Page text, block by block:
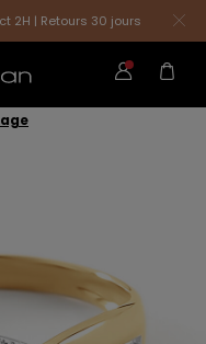
2H | Retours 30 jours